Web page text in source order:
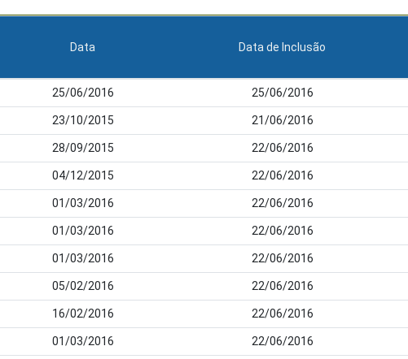
Data Data de Inclusão
25/06/2016 25/06/2016
23/10/2015 21/06/2016
28/09/2015 22/06/2016
04/12/2015 22/06/2016
01/03/2016 22/06/2016
01/03/2016 22/06/2016
01/03/2016 22/06/2016
05/02/2016 22/06/2016
16/02/2016 22/06/2016
01/03/2016 22/06/2016